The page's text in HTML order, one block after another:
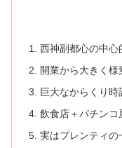
西神副都心の中心
開業から大きく様
巨大なからくり時
飲食店＋パチンコ
実はプレンティの